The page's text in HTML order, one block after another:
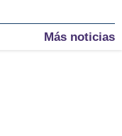
Más noticias